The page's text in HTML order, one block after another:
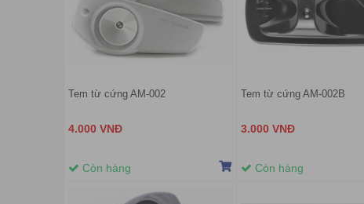
Tem từ cứng AM-002
4.000 VNĐ
Còn hàng
Tem từ cứng AM-002B
3.000 VNĐ
Còn hàng